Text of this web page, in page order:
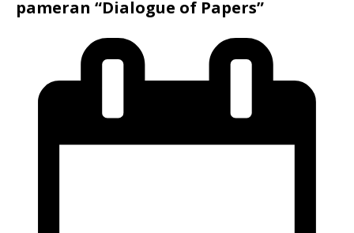
pameran “Dialogue of Papers”